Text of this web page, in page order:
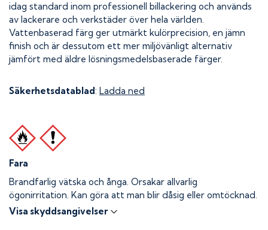
idag standard inom professionell billackering och används
av lackerare och verkstäder över hela världen.
Vattenbaserad färg ger utmärkt kulörprecision, en jämn
finish och är dessutom ett mer miljövänligt alternativ
jämfört med äldre lösningsmedelsbaserade färger.
Säkerhetsdatablad: Ladda ned
Fara
Brandfarlig vätska och ånga. Orsakar allvarlig
ögonirritation. Kan göra att man blir dåsig eller omtöcknad.
Visa skyddsangivelser